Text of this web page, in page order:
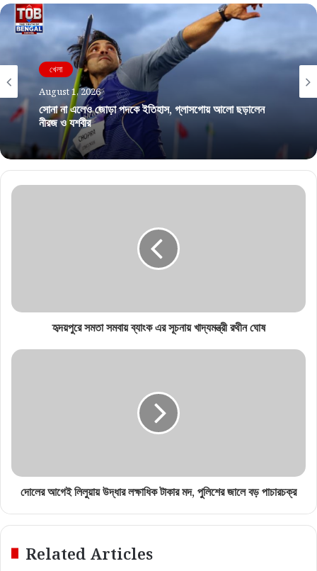
খেলা
August 1, 2026
সোনা না এলেও জোড়া পদকে ইতিহাস, গ্লাসগোয় আলো ছড়ালেন
নীরজ ও যশবীর
হৃদয়পুরে সমতা সমবায় ব্যাংক এর সূচনায় খাদ্যমন্ত্রী রথীন ঘোষ
দোলের আগেই লিলুয়ায় উদ্ধার লক্ষাধিক টাকার মদ, পুলিশের জালে বড় পাচারচক্র
Related Articles